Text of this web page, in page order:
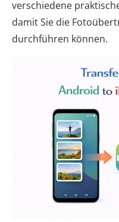
verschiedene
damit Sie die
durchführen können.